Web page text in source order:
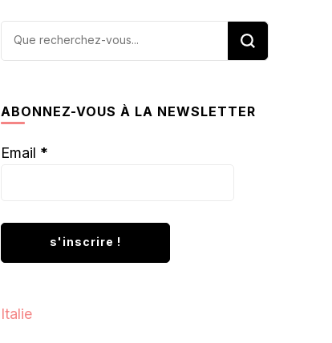
Vous
ABONNEZ-VOUS À LA NEWSLETTER
Email *
Italie